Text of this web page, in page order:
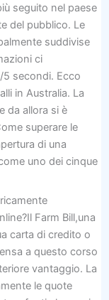
seguito nel paese
del pubblico. Le
suddivise
ci
secondi. Ecco
in Australia. La
da allora si è
superare le
di una
uno dei cinque
Farm Bill,una
carta di credito o
a questo corso
vantaggio. La
le quote